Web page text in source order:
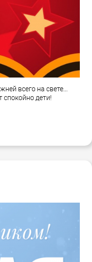
всего на свете...
спокойно дети!